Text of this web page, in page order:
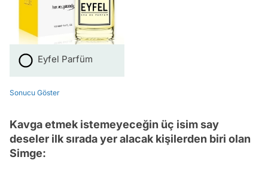
Eyfel Parfüm
Sonucu Göster
Kavga etmek istemeyeceğin üç isim say
deseler ilk sırada yer alacak kişilerden biri olan
Simge: